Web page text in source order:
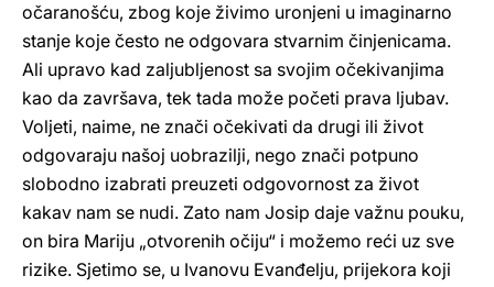
očaranošću, zbog koje živimo uronjeni u imaginarno
stanje koje često ne odgovara stvarnim činjenicama.
Ali upravo kad zaljubljenost sa svojim očekivanjima
kao da završava, tek tada može početi prava ljubav.
Voljeti, naime, ne znači očekivati da drugi ili život
odgovaraju našoj uobrazilji, nego znači potpuno
slobodno izabrati preuzeti odgovornost za život
kakav nam se nudi. Zato nam Josip daje važnu pouku,
on bira Mariju „otvorenih očiju“ i možemo reći uz sve
rizike. Sjetimo se, u Ivanovu Evanđelju, prijekora koji